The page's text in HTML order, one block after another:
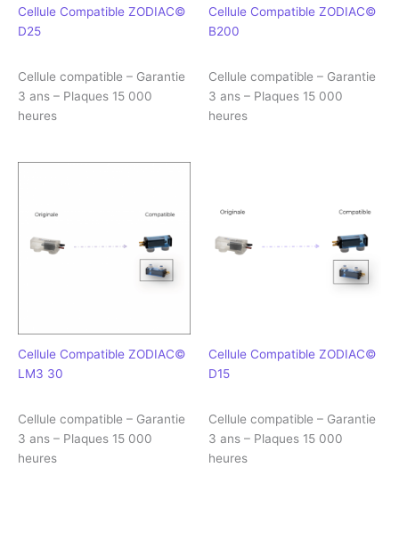
Cellule Compatible ZODIAC©
D25
Cellule compatible – Garantie
3 ans – Plaques 15 000
heures
Cellule Compatible ZODIAC©
B200
Cellule compatible – Garantie
3 ans – Plaques 15 000
heures
Cellule Compatible ZODIAC©
LM3 30
Cellule compatible – Garantie
3 ans – Plaques 15 000
heures
Cellule Compatible ZODIAC©
D15
Cellule compatible – Garantie
3 ans – Plaques 15 000
heures